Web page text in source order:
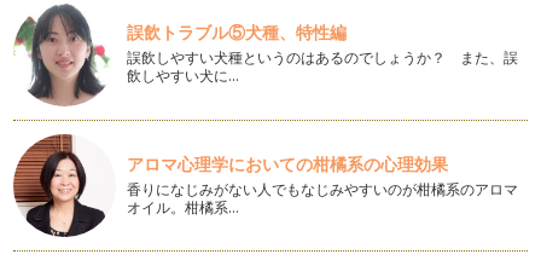
子どもにできるクリスマスのおもてなしレシピ☆
街はキラキラ☆クリスマスシーズン真っただ中ですね♪ パー
ティーシーズンということ…
ビタミンCたっぷりの秋の味覚『次郎柿』で風邪予防！
11月に入り、まさに旬を迎えている柿♪ 柿1個で、ビタミンC
一日必要量が取れるほ…
Halloween Kids Cooking！
秋晴れの気持ちのいい日。Halloween Kids Cookingを開催
＠He…
誤飲トラブル⑤犬種、特性編
誤飲しやすい犬種というのはあるのでしょうか？ また、誤
飲しやすい犬に…
アロマ心理学においての柑橘系の心理効果
香りになじみがない人でもなじみやすいのが柑橘系のアロマ
オイル。柑橘系…